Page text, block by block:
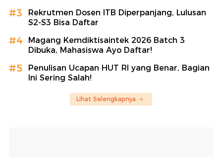
#3
Rekrutmen Dosen ITB Diperpanjang, Lulusan
S2-S3 Bisa Daftar
#4
Magang Kemdiktisaintek 2026 Batch 3
Dibuka, Mahasiswa Ayo Daftar!
#5
Penulisan Ucapan HUT RI yang Benar, Bagian
Ini Sering Salah!
Lihat Selengkapnya